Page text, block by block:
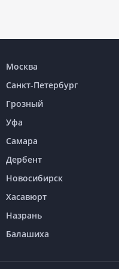
Москва
Санкт-Петербург
Грозный
Уфа
Самара
Дербент
Новосибирск
Хасавюрт
Назрань
Балашиха